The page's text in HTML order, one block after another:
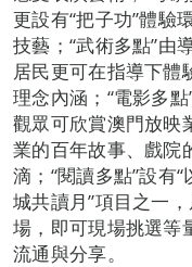
更設有“把子功”體驗
技藝；“武術多點”由
居民更可在指導下體
理念內涵；“電影多
觀眾可欣賞澳門放映
業的百年故事、戲院
滴；“閱讀多點”設有
城共讀月”項目之一
場，即可現場挑選等
流通與分享。